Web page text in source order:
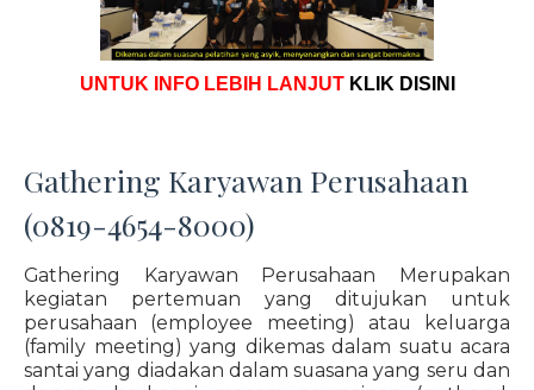
UNTUK INFO LEBIH LANJUT KLIK DISINI
Gathering Karyawan Perusahaan
(0819-4654-8000)
Gathering Karyawan Perusahaan Merupakan
kegiatan pertemuan yang ditujukan untuk
perusahaan (employee meeting) atau keluarga
(family meeting) yang dikemas dalam suatu acara
santai yang diadakan dalam suasana yang seru dan